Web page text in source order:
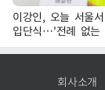
이강인, 오늘 서울
입단식…'전례 없는
회사소개